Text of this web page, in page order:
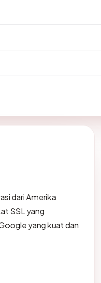
dari Amerika
SSL yang
yang kuat dan